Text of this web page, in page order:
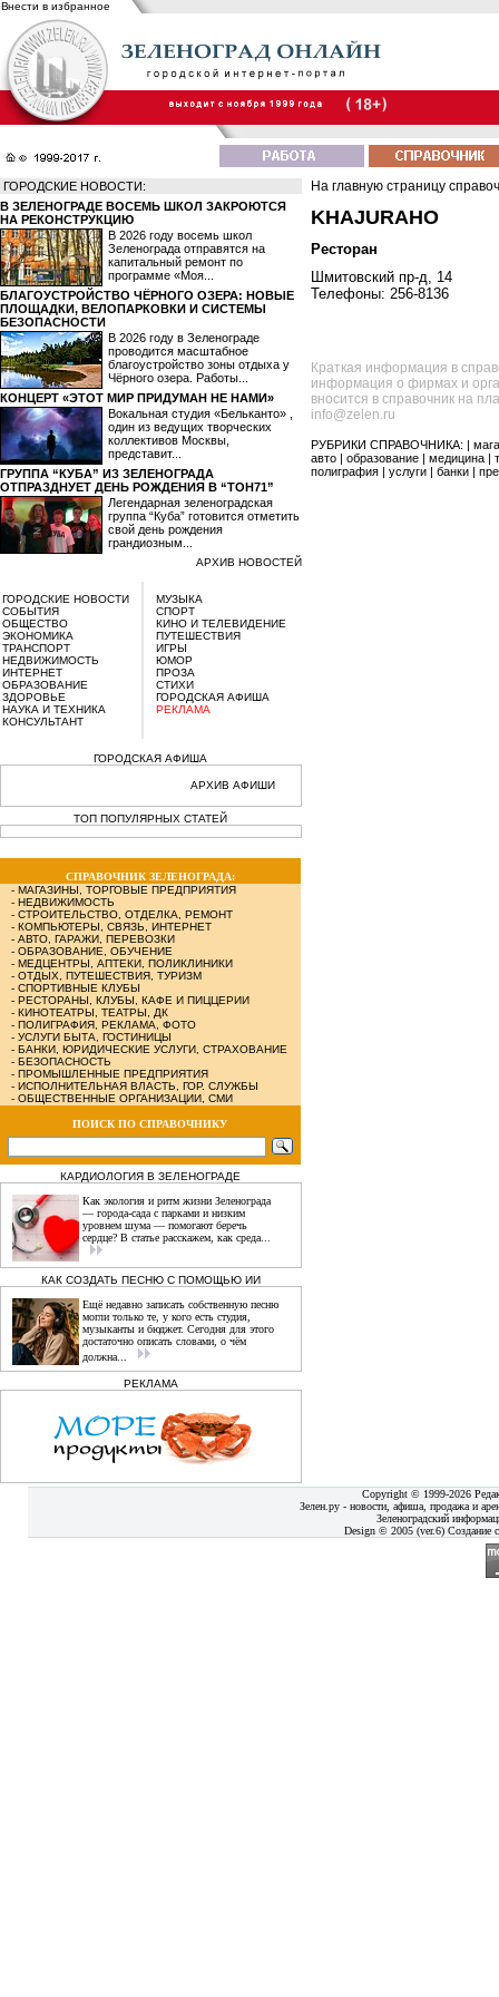
Внести в избранное
ГОРОДСКИЕ НОВОСТИ:
В ЗЕЛЕНОГРАДЕ ВОСЕМЬ ШКОЛ ЗАКРОЮТСЯ
НА РЕКОНСТРУКЦИЮ
В 2026 году восемь школ
Зеленограда отправятся на
капитальный ремонт по
программе «Моя...
БЛАГОУСТРОЙСТВО ЧЁРНОГО ОЗЕРА: НОВЫЕ
ПЛОЩАДКИ, ВЕЛОПАРКОВКИ И СИСТЕМЫ
БЕЗОПАСНОСТИ
В 2026 году в Зеленограде
проводится масштабное
благоустройство зоны отдыха у
Чёрного озера. Работы...
КОНЦЕРТ «ЭТОТ МИР ПРИДУМАН НЕ НАМИ»
Вокальная студия «Бельканто» ,
один из ведущих творческих
коллективов Москвы,
представит...
ГРУППА “КУБА” ИЗ ЗЕЛЕНОГРАДА
ОТПРАЗДНУЕТ ДЕНЬ РОЖДЕНИЯ В “ТОН71”
Легендарная зеленоградская
группа “Куба” готовится отметить
свой день рождения
грандиозным...
АРХИВ НОВОСТЕЙ
ГОРОДСКИЕ НОВОСТИ
СОБЫТИЯ
ОБЩЕСТВО
ЭКОНОМИКА
ТРАНСПОРТ
НЕДВИЖИМОСТЬ
ИНТЕРНЕТ
ОБРАЗОВАНИЕ
ЗДОРОВЬЕ
НАУКА И ТЕХНИКА
КОНСУЛЬТАНТ
МУЗЫКА
СПОРТ
КИНО И ТЕЛЕВИДЕНИЕ
ПУТЕШЕСТВИЯ
ИГРЫ
ЮМОР
ПРОЗА
СТИХИ
ГОРОДСКАЯ АФИША
РЕКЛАМА
ГОРОДСКАЯ АФИША
АРХИВ АФИШИ
ТОП ПОПУЛЯРНЫХ СТАТЕЙ
СПРАВОЧНИК ЗЕЛЕНОГРАДА:
- МАГАЗИНЫ, ТОРГОВЫЕ ПРЕДПРИЯТИЯ
- НЕДВИЖИМОСТЬ
- СТРОИТЕЛЬСТВО, ОТДЕЛКА, РЕМОНТ
- КОМПЬЮТЕРЫ, СВЯЗЬ, ИНТЕРНЕТ
- АВТО, ГАРАЖИ, ПЕРЕВОЗКИ
- ОБРАЗОВАНИЕ, ОБУЧЕНИЕ
- МЕДЦЕНТРЫ, АПТЕКИ, ПОЛИКЛИНИКИ
- ОТДЫХ, ПУТЕШЕСТВИЯ, ТУРИЗМ
- СПОРТИВНЫЕ КЛУБЫ
- РЕСТОРАНЫ, КЛУБЫ, КАФЕ И ПИЦЦЕРИИ
- КИНОТЕАТРЫ, ТЕАТРЫ, ДК
- ПОЛИГРАФИЯ, РЕКЛАМА, ФОТО
- УСЛУГИ БЫТА, ГОСТИНИЦЫ
- БАНКИ, ЮРИДИЧЕСКИЕ УСЛУГИ, СТРАХОВАНИЕ
- БЕЗОПАСНОСТЬ
- ПРОМЫШЛЕННЫЕ ПРЕДПРИЯТИЯ
- ИСПОЛНИТЕЛЬНАЯ ВЛАСТЬ, ГОР. СЛУЖБЫ
- ОБЩЕСТВЕННЫЕ ОРГАНИЗАЦИИ, СМИ
ПОИСК ПО СПРАВОЧНИКУ
КАРДИОЛОГИЯ В ЗЕЛЕНОГРАДЕ
Как экология и ритм жизни Зеленограда
— города‑сада с парками и низким
уровнем шума — помогают беречь
сердце? В статье расскажем, как среда...
КАК СОЗДАТЬ ПЕСНЮ С ПОМОЩЬЮ ИИ
Ещё недавно записать собственную песню
могли только те, у кого есть студия,
музыканты и бюджет. Сегодня для этого
достаточно описать словами, о чём
должна...
РЕКЛАМА
На главную страницу
KHAJURAHO
Ресторан
Шмитовский пр-д, 14
Телефоны: 256-8136
Краткая информация в
информация о фирмах и
вносится в справочник на
info@zelen.ru
РУБРИКИ СПРАВОЧНИКА: |
авто
образование медицина
полиграфия
услуги банки
Copyright © 1999-2026
Зелен.ру - новости, афиша, продажа и
Зеленоградский
Design © 2005 (ver.6) Создание